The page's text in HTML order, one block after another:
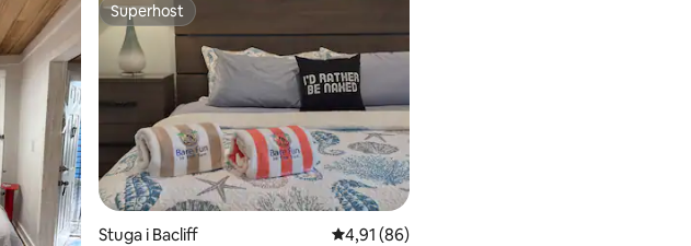
Superhost
Superhost
Stuga i Bacliff 4,91 av 5 i genomsnittligt betyg, 86 omdömen
4,91 (86)